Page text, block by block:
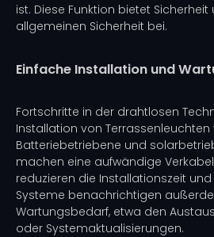
ist. Diese Funktion bietet
allgemeinen Sicherheit bei.
Einfache Installation und
Fortschritte in der drahtlosen
Installation von Terrassenleuchten
Batteriebetriebene und
machen eine aufwändige
reduzieren die Installationszeit
Systeme benachrichtigen
Wartungsbedarf, etwa den
oder Systemaktualisierungen.